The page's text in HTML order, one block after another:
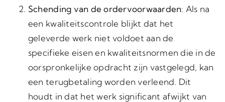
Schending van de ordervoorwaarden: Als na
een kwaliteitscontrole blijkt dat het
geleverde werk niet voldoet aan de
specifieke eisen en kwaliteitsnormen die in de
oorspronkelijke opdracht zijn vastgelegd, kan
een terugbetaling worden verleend. Dit
houdt in dat het werk significant afwijkt van